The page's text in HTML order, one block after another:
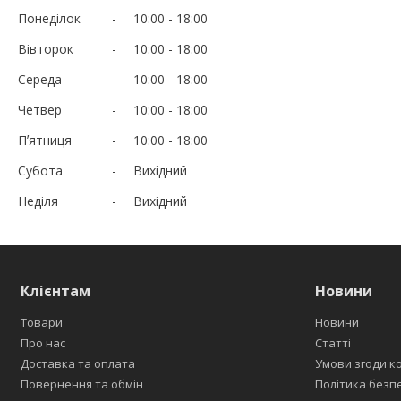
Понеділок 10:00
18:00
Вівторок
10:00
18:00
Середа
10:00
18:00
Четвер
10:00
18:00
Пʼятниця
10:00
18:00
Субота
Вихідний
Неділя
Вихідний
Клієнтам
Товари
Про нас
Доставка та оплата
Повернення та обмін
Новини
Новини
Статті
Умови згоди
Політика